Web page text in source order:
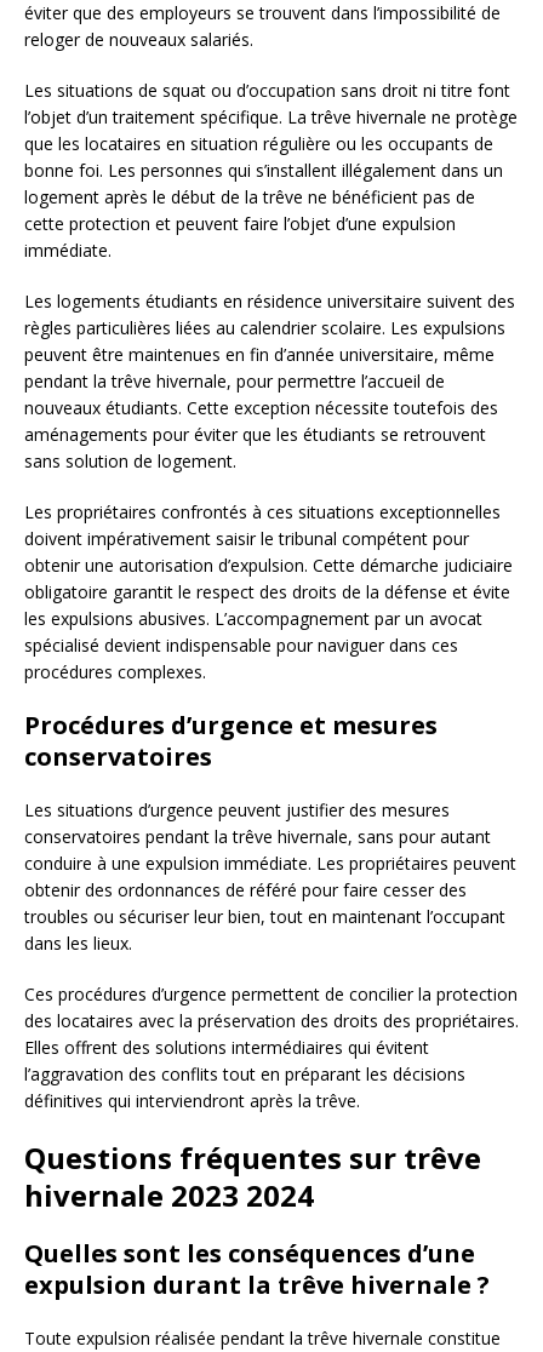
éviter que des employeurs se trouvent dans l’impossibilité de
reloger de nouveaux salariés.
Les situations de squat ou d’occupation sans droit ni titre font
l’objet d’un traitement spécifique. La trêve hivernale ne protège
que les locataires en situation régulière ou les occupants de
bonne foi. Les personnes qui s’installent illégalement dans un
logement après le début de la trêve ne bénéficient pas de
cette protection et peuvent faire l’objet d’une expulsion
immédiate.
Les logements étudiants en résidence universitaire suivent des
règles particulières liées au calendrier scolaire. Les expulsions
peuvent être maintenues en fin d’année universitaire, même
pendant la trêve hivernale, pour permettre l’accueil de
nouveaux étudiants. Cette exception nécessite toutefois des
aménagements pour éviter que les étudiants se retrouvent
sans solution de logement.
Les propriétaires confrontés à ces situations exceptionnelles
doivent impérativement saisir le tribunal compétent pour
obtenir une autorisation d’expulsion. Cette démarche judiciaire
obligatoire garantit le respect des droits de la défense et évite
les expulsions abusives. L’accompagnement par un avocat
spécialisé devient indispensable pour naviguer dans ces
procédures complexes.
Procédures d’urgence et mesures
conservatoires
Les situations d’urgence peuvent justifier des mesures
conservatoires pendant la trêve hivernale, sans pour autant
conduire à une expulsion immédiate. Les propriétaires peuvent
obtenir des ordonnances de référé pour faire cesser des
troubles ou sécuriser leur bien, tout en maintenant l’occupant
dans les lieux.
Ces procédures d’urgence permettent de concilier la protection
des locataires avec la préservation des droits des propriétaires.
Elles offrent des solutions intermédiaires qui évitent
l’aggravation des conflits tout en préparant les décisions
définitives qui interviendront après la trêve.
Questions fréquentes sur trêve
hivernale 2023 2024
Quelles sont les conséquences d’une
expulsion durant la trêve hivernale ?
Toute expulsion réalisée pendant la trêve hivernale constitue